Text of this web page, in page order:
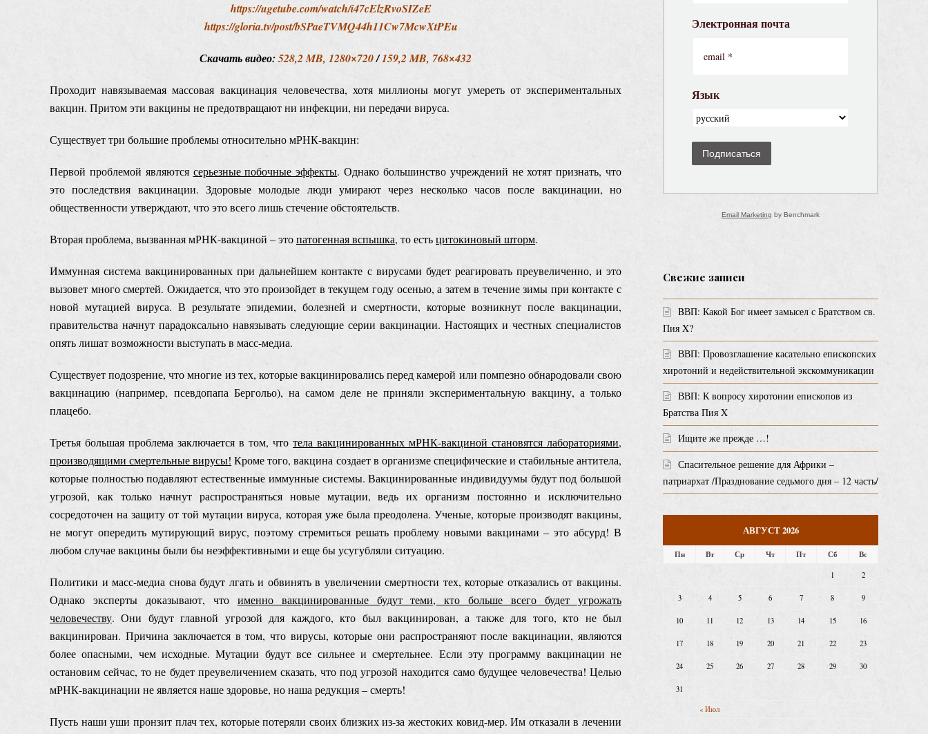
https://ugetube.com/watch/i47cElzRvoSIZeE
https://gloria.tv/post/bSPaeTVMQ44h11Cw7McwXtPEu
Скачать видео: 528,2 MB, 1280×720/159,2 MB, 768×432
Проходит навязываемая массовая вакцинация человечества, хотя миллионы могут умереть от экспериментальных
вакцин. Притом эти вакцины не предотвращают ни инфекции, ни передачи вируса.
Существует три большие проблемы относительно мРНК-вакцин:
Первой проблемой являются серьезные побочные эффекты. Однако большинство учреждений не хотят признать, что
это последствия вакцинации. Здоровые молодые люди умирают через несколько часов после вакцинации, но
общественности утверждают, что это всего лишь стечение обстоятельств.
Вторая проблема, вызванная мРНК-вакциной ‒ этопатогенная вспышка, то естьцитокиновый шторм.
Иммунная система вакцинированных при дальнейшем контакте с вирусами будет реагировать преувеличенно, и это
вызовет много смертей. Ожидается, что это произойдет в текущем году осенью, а затем в течение зимы при контакте с
новой мутацией вируса. В результате эпидемии, болезней и смертности, которые возникнут после вакцинации,
правительства начнут парадоксально навязывать следующие серии вакцинации. Настоящих и честных специалистов
опять лишат возможности выступать в масс-медиа.
Существует подозрение, что многие из тех, которые вакцинировались перед камерой или помпезно обнародовали свою
вакцинацию (например, псевдопапа Бергольо), на самом деле не приняли экспериментальную вакцину, а только
плацебо.
Третья большая проблема заключается в том, что тела вакцинированных мРНК-вакциной становятся лабораториями,
производящими смертельные вирусы! Кроме того, вакцина создает в организме специфические и стабильные антитела,
которые полностью подавляют естественные иммунные системы. Вакцинированные индивидуумы будут под большой
угрозой, как только начнут распространяться новые мутации, ведь их организм постоянно и исключительно
сосредоточен на защиту от той мутации вируса, которая уже была преодолена. Ученые, которые производят вакцины,
не могут опередить мутирующий вирус, поэтому стремиться решать проблему новыми вакцинами ‒ это абсурд! В
любом случае вакцины были бы неэффективными и еще бы усугубляли ситуацию.
Политики и масс-медиа снова будут лгать и обвинять в увеличении смертности тех, которые отказались от вакцины.
Однако эксперты доказывают, что именно вакцинированные будут теми, кто больше всего будет угрожать
человечеству. Они будут главной угрозой для каждого, кто был вакцинирован, а также для того, кто не был
вакцинирован. Причина заключается в том, что вирусы, которые они распространяют после вакцинации, являются
более опасными, чем исходные. Мутации будут все сильнее и смертельнее. Если эту программу вакцинации не
остановим сейчас, то не будет преувеличением сказать, что под угрозой находится само будущее человечества! Целью
мРНК-вакцинации не является наше здоровье, но наша редукция ‒ смерть!
Пусть наши уши пронзит плач тех, которые потеряли своих близких из-за жестоких ковид-мер. Им отказали в лечении
Электронная почта
Язык
Подписаться
Email Marketing by Benchmark
Свежие записи
BВП: Какой Бог имеет замысел с Братством св.
Пия X?
ВВП: Провозглашение касательно епископских
хиротоний и недействительной экскоммуникации
ВВП: К вопросу хиротонии епископов из
Братства Пия X
Ищите же прежде …!
Спасительное решение для Африки –
патриархат /Празднование седьмого дня – 12 часть/
АВГУСТ 2026
Пн Вт Ср Чт Пт Сб Вс
« Июл
1 2
3 4 5 6 7 8 9
10 11 12 13 14 15 16
17 18 19 20 21 22 23
24 25 26 27 28 29 30
31